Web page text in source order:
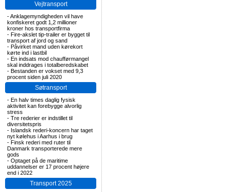
Vejtransport
-Anklagemyndigheden vil have
konfiskeret godt 1,2 millioner
kroner hos transportfirma
- Fire-akslet tip-trailer er bygget til
transport af jord og sand
- Påvirket mand uden kørekort
kørte ind i lastbil
- En indsats mod chaufførmangel
skal inddrages i totalberedskabet
- Bestanden er vokset med 9,3
procent siden juli 2020
Søtransport
- En halv times daglig fysisk
aktivitet kan forebygge alvorlig
stress
- Tre rederier er indstillet til
diversitetspris
- Islandsk rederi-koncern har taget
nyt kølehus i Aarhus i brug
- Finsk rederi med ruter til
Danmark transporterede mere
gods
- Optaget på de maritime
uddannelser er 17 procent højere
end i 2022
Transport 2025